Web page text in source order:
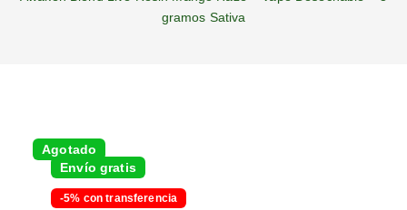
gramos Sativa
Envío gratis
-5% con transferencia
Agotado